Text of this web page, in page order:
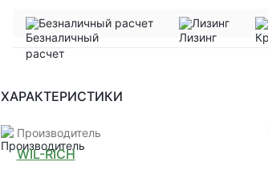
Безналичный расчет Лизинг
ХАРАКТЕРИСТИКИ
Производитель
WIL-RICH